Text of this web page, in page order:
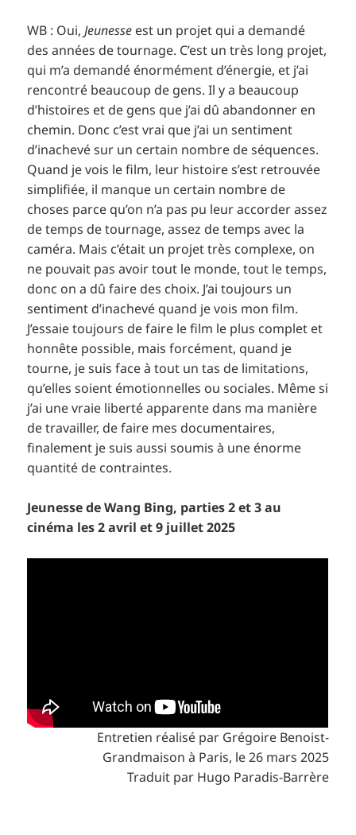
WB : Oui,Jeunesse est un projet qui a demandé
des années de tournage. C’est un très long projet,
qui m’a demandé énormément d’énergie, et j’ai
rencontré beaucoup de gens. Il y a beaucoup
d’histoires et de gens que j’ai dû abandonner en
chemin. Donc c’est vrai que j’ai un sentiment
d’inachevé sur un certain nombre de séquences.
Quand je vois le film, leur histoire s’est retrouvée
simplifiée, il manque un certain nombre de
choses parce qu’on n’a pas pu leur accorder assez
de temps de tournage, assez de temps avec la
caméra. Mais c’était un projet très complexe, on
ne pouvait pas avoir tout le monde, tout le temps,
donc on a dû faire des choix. J’ai toujours un
sentiment d’inachevé quand je vois mon film.
J’essaie toujours de faire le film le plus complet et
honnête possible, mais forcément, quand je
tourne, je suis face à tout un tas de limitations,
qu’elles soient émotionnelles ou sociales. Même si
j’ai une vraie liberté apparente dans ma manière
de travailler, de faire mes documentaires,
finalement je suis aussi soumis à une énorme
quantité de contraintes.
Jeunesse de Wang Bing, parties 2 et 3 au
cinéma les 2 avril et 9 juillet 2025
Entretien réalisé par Grégoire Benoist-
Grandmaison à Paris, le 26 mars 2025
Traduit par Hugo Paradis-Barrère